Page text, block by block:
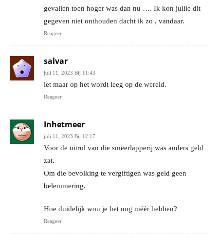
gevallen toen hoger was dan nu …. Ik kon jullie dit
gegeven niet onthouden dacht ik zo , vandaar.
Reageer
salvar
juli 11, 2023 Bij 11:43
let maar op het wordt leeg op de wereld.
Reageer
Inhetmeer
juli 11, 2023 Bij 12:17
Voor de uitrol van die smeerlapperij was anders geld
zat.
Om die bevolking te vergiftigen was geld geen
belemmering.
Hoe duidelijk wou je het nog méér hebben?
Reageer